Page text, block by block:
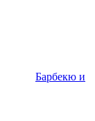
Барбекю и